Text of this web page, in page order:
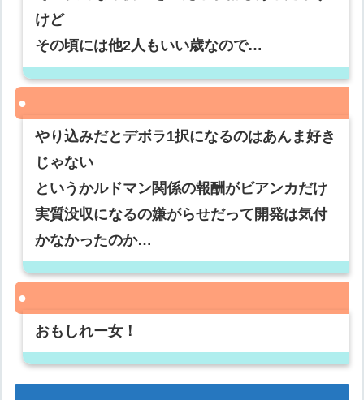
けど
その頃には他2人もいい歳なので…
やり込みだとデボラ1択になるのはあんま好き
じゃない
というかルドマン関係の報酬がビアンカだけ
実質没収になるの嫌がらせだって開発は気付
かなかったのか…
おもしれー女！